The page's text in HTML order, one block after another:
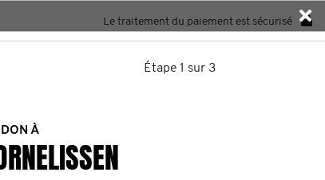
Le traitement du paiement est sécurisé
Étape 1 sur 3
À